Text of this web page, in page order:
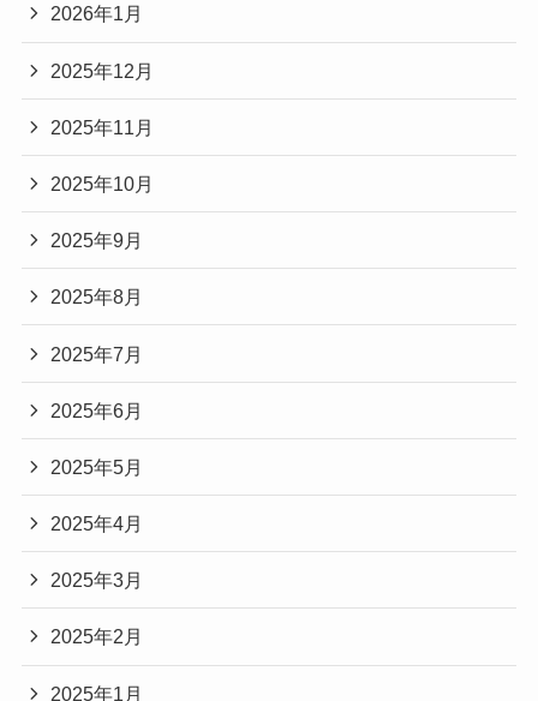
2026年1月
2025年12月
2025年11月
2025年10月
2025年9月
2025年8月
2025年7月
2025年6月
2025年5月
2025年4月
2025年3月
2025年2月
2025年1月